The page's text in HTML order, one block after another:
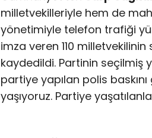
milletvekilleriyle hem de
yönetimiyle telefon trafiği
imza veren 110
kaydedildi. Partinin seçilmiş
partiye yapılan polis
yaşıyoruz. Partiye